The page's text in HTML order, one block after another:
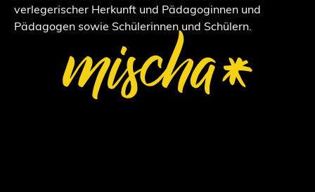
verlegerischer Herkunft und Pädagoginnen und
Pädagogen sowie Schülerinnen und Schülern.